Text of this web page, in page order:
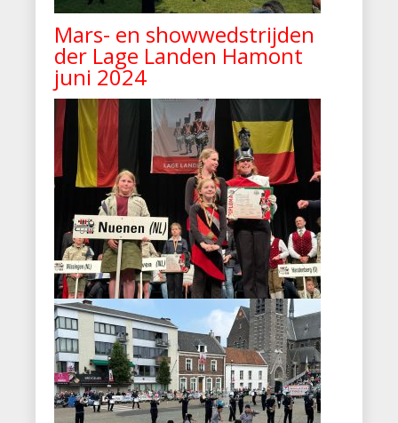
Mars- en showwedstrijden
der Lage Landen Hamont
juni 2024